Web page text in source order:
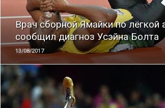
Врач сборной Ямайки по лёгкой
сообщил диагноз Усэйна Болта
13/08/2017